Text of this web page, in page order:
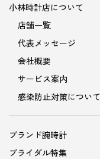
小林時計店について
店舗一覧
代表メッセージ
会社概要
サービス案内
感染防止対策について
ブランド腕時計
ブライダル特集